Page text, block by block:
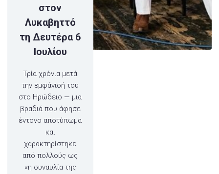
στον
Λυκαβηττό
τη Δευτέρα 6
Ιουλίου
Τρία χρόνια μετά
την εμφάνισή του
στο Ηρώδειο — μια
βραδιά που άφησε
έντονο αποτύπωμα
και
χαρακτηρίστηκε
από πολλούς ως
«η συναυλία της